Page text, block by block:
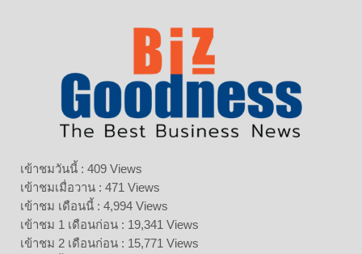
เข้าชมวันนี้ : 409 Views
เข้าชมเมื่อวาน : 471 Views
เข้าชม เดือนนี้ : 4,994 Views
เข้าชม 1 เดือนก่อน : 19,341 Views
เข้าชม 2 เดือนก่อน : 15,771 Views